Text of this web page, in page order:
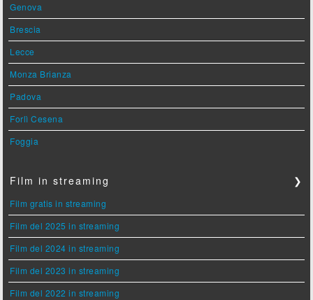
Genova
Brescia
Lecce
Monza Brianza
Padova
Forlì Cesena
Foggia
Film in streaming ❯
Film gratis in streaming
Film del 2025 in streaming
Film del 2024 in streaming
Film del 2023 in streaming
Film del 2022 in streaming